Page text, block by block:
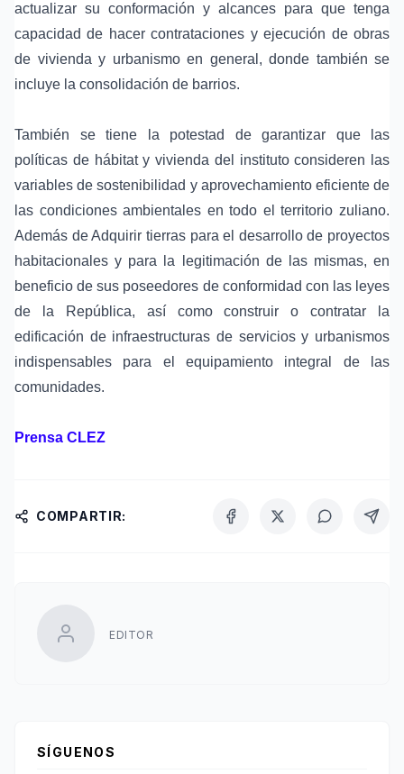
actualizar su conformación y alcances para que tenga
capacidad de hacer contrataciones y ejecución de obras
de vivienda y urbanismo en general, donde también se
incluye la consolidación de barrios.
También se tiene la potestad de garantizar que las
políticas de hábitat y vivienda del instituto consideren las
variables de sostenibilidad y aprovechamiento eficiente de
las condiciones ambientales en todo el territorio zuliano.
Además de Adquirir tierras para el desarrollo de proyectos
habitacionales y para la legitimación de las mismas, en
beneficio de sus poseedores de conformidad con las leyes
de la República, así como construir o contratar la
edificación de infraestructuras de servicios y urbanismos
indispensables para el equipamiento integral de las
comunidades.
Prensa CLEZ
COMPARTIR:
EDITOR
SÍGUENOS